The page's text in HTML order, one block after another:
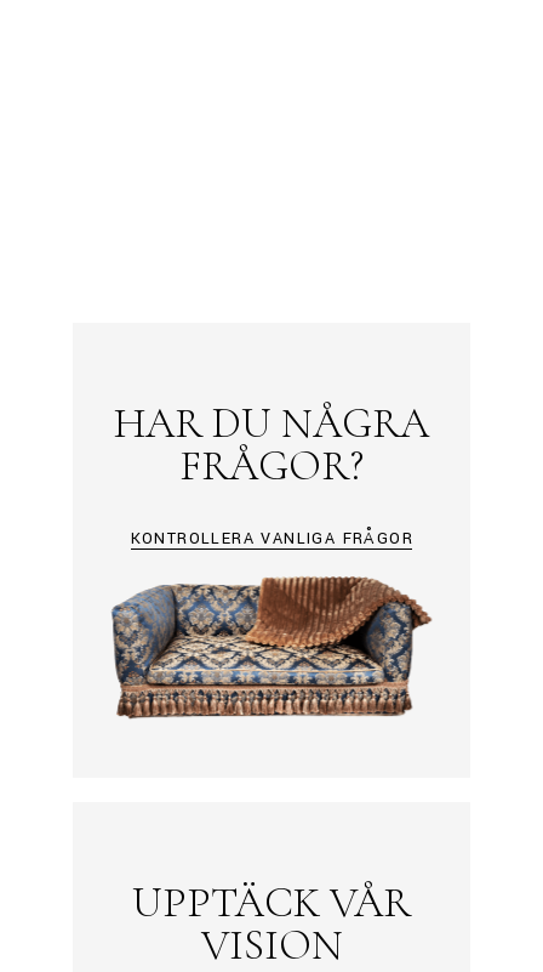
HAR DU NÅGRA
FRÅGOR?
KONTROLLERA VANLIGA FRÅGOR
UPPTÄCK VÅR
VISION